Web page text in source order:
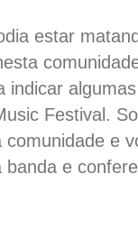
estar
indicar
Festival.
e
banda e